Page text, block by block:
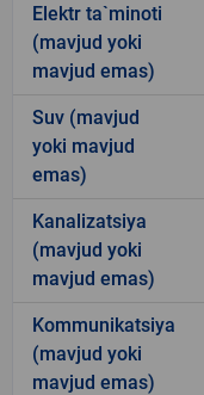
Elektr ta`minoti
(mavjud yoki
mavjud emas)
Suv (mavjud
yoki mavjud
emas)
Kanalizatsiya
(mavjud yoki
mavjud emas)
Kommunikatsiya
(mavjud yoki
mavjud emas)